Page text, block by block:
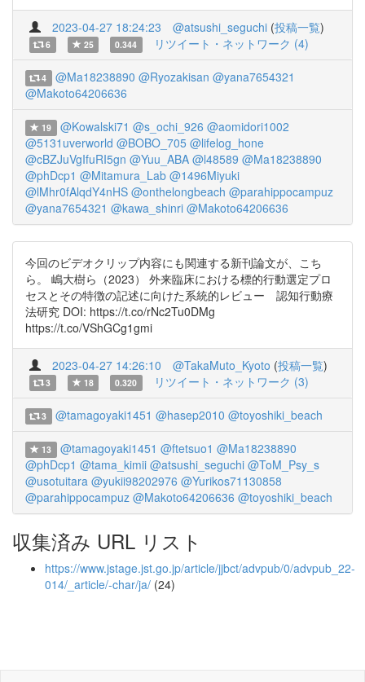
2023-04-27 18:24:23 @atsushi_seguchi (投稿一覧)
6 25 0.344 リツイート・ネットワーク (4)
4 @Ma18238890 @Ryozakisan @yana7654321
@Makoto64206636
19 @Kowalski71 @s_ochi_926 @aomidori1002
@5131uverworld @BOBO_705 @lifelog_hone
@cBZJuVgIfuRI5gn @Yuu_ABA @l48589 @Ma18238890
@phDcp1 @Mitamura_Lab @1496Miyuki
@lMhr0fAlqdY4nHS @onthelongbeach @parahippocampuz
@yana7654321 @kawa_shinri @Makoto64206636
今回のビデオクリップ内容にも関連する新刊論文が、こち
ら。 嶋大樹ら（2023） 外来臨床における標的行動選定プロ
セスとその特徴の記述に向けた系統的レビュー 認知行動療
法研究 DOI: https://t.co/rNc2Tu0DMg
https://t.co/VShGCg1gmi
2023-04-27 14:26:10 @TakaMuto_Kyoto (投稿一覧)
3 18 0.320 リツイート・ネットワーク (3)
3 @tamagoyaki1451 @hasep2010 @toyoshiki_beach
13 @tamagoyaki1451 @ftetsuo1 @Ma18238890
@phDcp1 @tama_kimii @atsushi_seguchi @ToM_Psy_s
@usotuitara @yukii98202976 @Yurikos71130858
@parahippocampuz @Makoto64206636 @toyoshiki_beach
収集済み URL リスト
https://www.jstage.jst.go.jp/article/jjbct/advpub/0/advpub_22-
014/_article/-char/ja/ (24)